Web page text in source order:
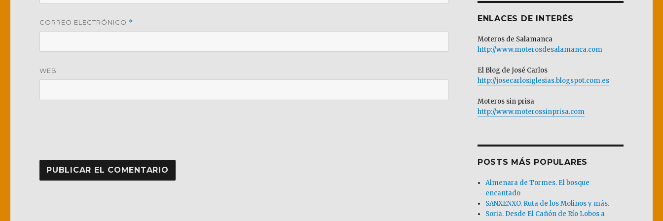
CORREO ELECTRÓNICO *
WEB
ENLACES DE INTERÉS
Moteros de Salamanca
http://www.moterosdesalamanca.com
El Blog de José Carlos
http://josecarlosiglesias.blogspot.com.es
Moteros sin prisa
http://www.moterossinprisa.com
POSTS MÁS POPULARES
Almenara de Tormes. El bosque
encantado
SANXENXO. Ruta de los Molinos y más.
Soria. Desde El Cañón de Río Lobos a